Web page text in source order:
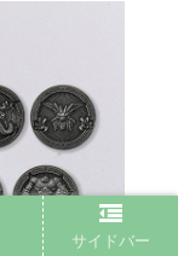
サイドバー